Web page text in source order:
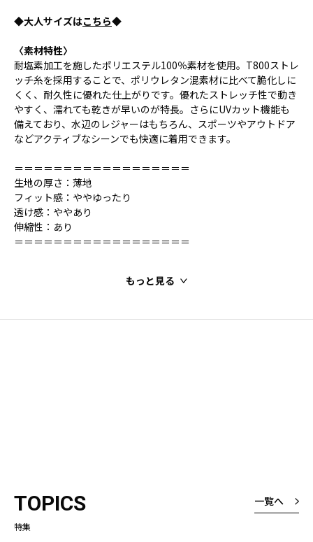
◆大人サイズはこちら◆
〈素材特性〉
耐塩素加工を施したポリエステル100％素材を使用。T800ストレ
ッチ糸を採用することで、ポリウレタン混素材に比べて脆化しに
くく、耐久性に優れた仕上がりです。優れたストレッチ性で動き
やすく、濡れても乾きが早いのが特長。さらにUVカット機能も
備えており、水辺のレジャーはもちろん、スポーツやアウトドア
などアクティブなシーンでも快適に着用できます。
＝＝＝＝＝＝＝＝＝＝＝＝＝＝＝＝＝＝
生地の厚さ：薄地
フィット感：ややゆったり
透け感：ややあり
伸縮性：あり
＝＝＝＝＝＝＝＝＝＝＝＝＝＝＝＝＝＝
もっと見る
TOPICS
特集
一覧へ